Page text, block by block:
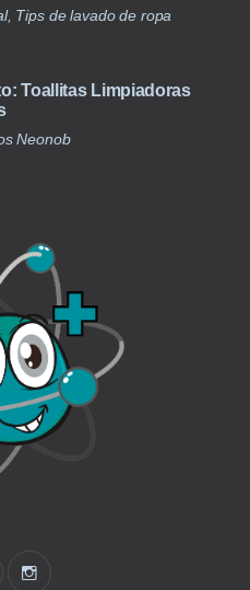
Tips de lavado de ropa
Toallitas Limpiadoras
Neonob